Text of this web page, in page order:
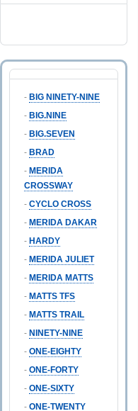
- BIG NINETY-NINE
- BIG.NINE
- BIG.SEVEN
- BRAD
- MERIDA
CROSSWAY
- CYCLO CROSS
- MERIDA DAKAR
- HARDY
- MERIDA JULIET
- MERIDA MATTS
- MATTS TFS
- MATTS TRAIL
- NINETY-NINE
- ONE-EIGHTY
- ONE-FORTY
- ONE-SIXTY
- ONE-TWENTY